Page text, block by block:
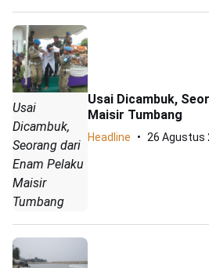
Usai
Dicambuk,
Seorang dari
Enam Pelaku
Maisir
Tumbang
Usai Dicambuk,
Maisir Tumbang
Headline 26 Agustus